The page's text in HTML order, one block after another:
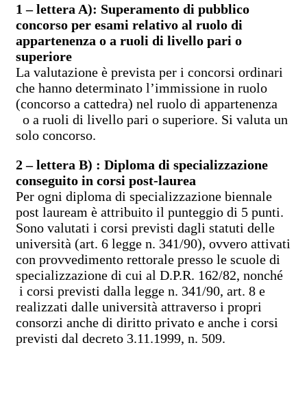
1 – lettera A): Superamento di pubblico
concorso per esami relativo al ruolo di
appartenenza o a ruoli di livello pari o
superiore
La valutazione è prevista per i concorsi ordinari
che hanno determinato l’immissione in ruolo
(concorso a cattedra) nel ruolo di appartenenza
o a ruoli di livello pari o superiore. Si valuta un
solo concorso.
2 – lettera B) : Diploma di specializzazione
conseguito in corsi post-laurea
Per ogni diploma di specializzazione biennale
post lauream è attribuito il punteggio di 5 punti.
Sono valutati i corsi previsti dagli statuti delle
università (art. 6 legge n. 341/90), ovvero attivati
con provvedimento rettorale presso le scuole di
specializzazione di cui al D.P.R. 162/82, nonché
i corsi previsti dalla legge n. 341/90, art. 8 e
realizzati dalle università attraverso i propri
consorzi anche di diritto privato e anche i corsi
previsti dal decreto 3.11.1999, n. 509.